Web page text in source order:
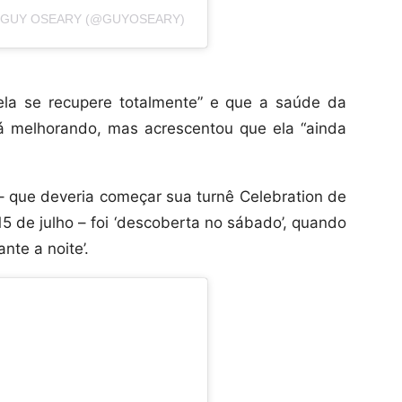
OSEARY (@GUYOSEARY)
se recupere totalmente” e que a saúde da
mas acrescentou que ela “ainda
que deveria começar sua turnê Celebration de
de julho – foi ‘descoberta no sábado’, quando
a noite’.